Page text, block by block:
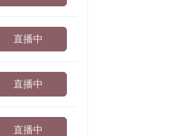
直播中
直播中
直播中